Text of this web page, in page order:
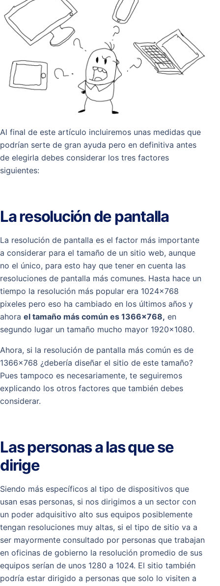
Al final de este artículo incluiremos unas medidas que
podrían serte de gran ayuda pero en definitiva antes
de elegirla debes considerar los tres factores
siguientes:
La resolución de pantalla
La resolución de pantalla es el factor más importante
a considerar para el tamaño de un sitio web, aunque
no el único, para esto hay que tener en cuenta las
resoluciones de pantalla más comunes. Hasta hace un
tiempo la resolución más popular era 1024×768
pixeles pero eso ha cambiado en los últimos años y
ahora el tamaño más común es 1366×768, en
segundo lugar un tamaño mucho mayor 1920×1080.
Ahora, si la resolución de pantalla más común es de
1366×768 ¿debería diseñar el sitio de este tamaño?
Pues tampoco es necesariamente, te seguiremos
explicando los otros factores que también debes
considerar.
Las personas a las que se
dirige
Siendo más específicos al tipo de dispositivos que
usan esas personas, si nos dirigimos a un sector con
un poder adquisitivo alto sus equipos posiblemente
tengan resoluciones muy altas, si el tipo de sitio va a
ser mayormente consultado por personas que trabajan
en oficinas de gobierno la resolución promedio de sus
equipos serían de unos 1280 a 1024. El sitio también
podría estar dirigido a personas que solo lo visiten a